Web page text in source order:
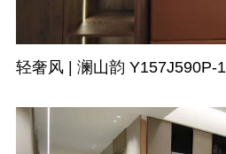
轻奢风 | 澜山韵 Y157J590P-1